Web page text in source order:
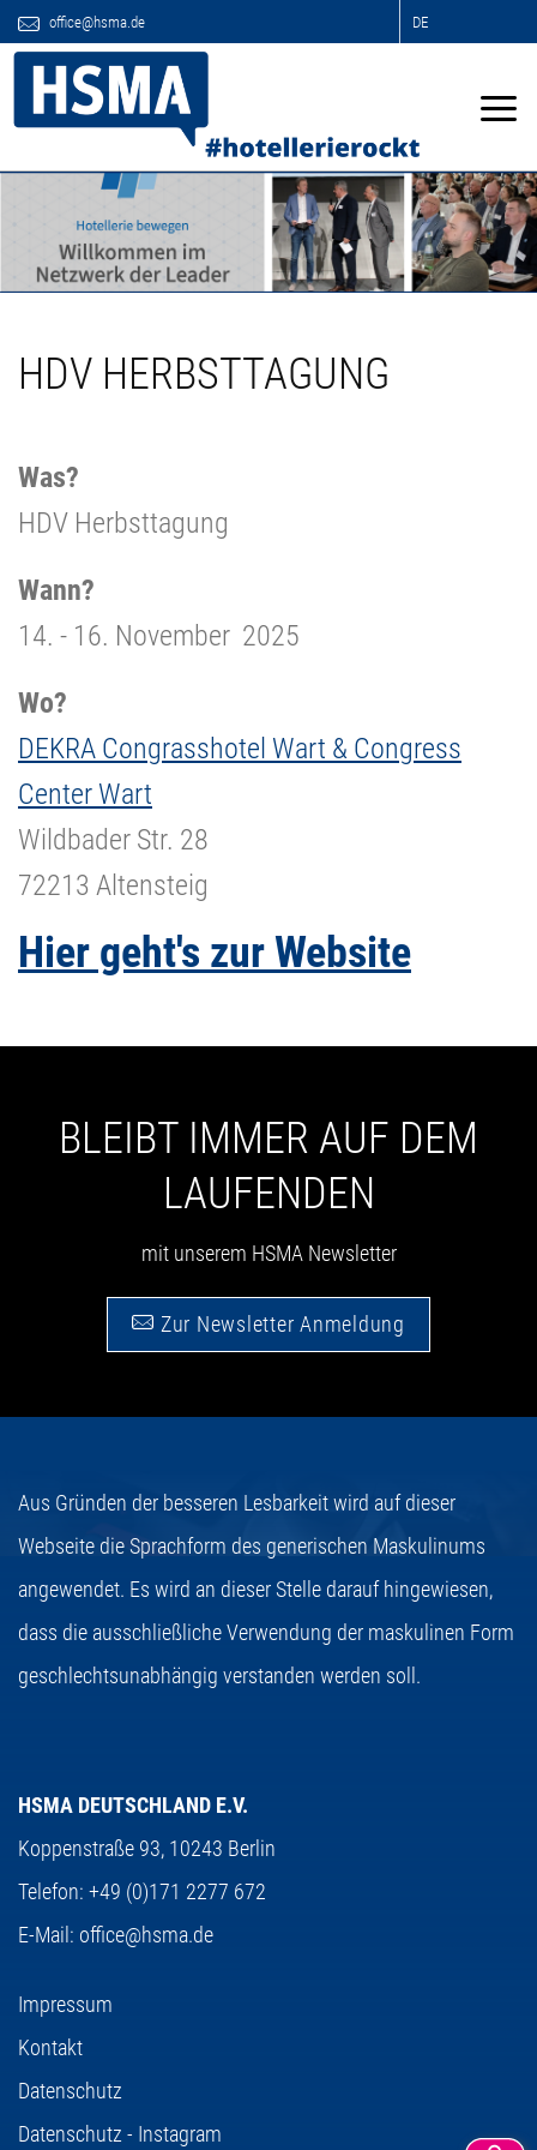
office@hsma.de DE
HDV HERBSTTAGUNG
Was?
HDV Herbsttagung
Wann?
14. - 16. November 2025
Wo?
DEKRA Congrasshotel Wart & Congress
Center Wart
Wildbader Str. 28
72213 Altensteig
Hier geht's zur Website
BLEIBT IMMER AUF DEM
LAUFENDEN
mit unserem HSMA Newsletter
Zur Newsletter Anmeldung
Aus Gründen der besseren Lesbarkeit wird auf dieser
Webseite die Sprachform des generischen Maskulinums
angewendet. Es wird an dieser Stelle darauf hingewiesen,
dass die ausschließliche Verwendung der maskulinen Form
geschlechtsunabhängig verstanden werden soll.
HSMA DEUTSCHLAND E.V.
Koppenstraße 93, 10243 Berlin
Telefon: +49 (0)171 2277 672
E-Mail: office@hsma.de
Impressum
Kontakt
Datenschutz
Datenschutz - Instagram